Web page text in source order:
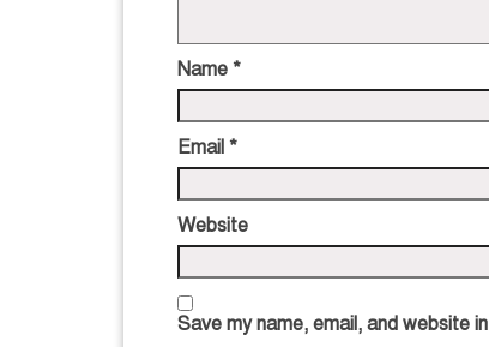
Name *
Email *
Website
Save my name, email, and website